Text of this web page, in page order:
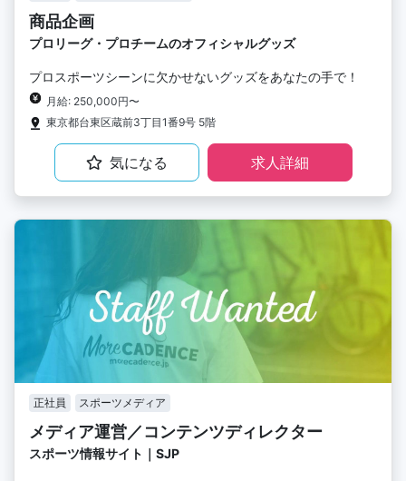
商品企画
プロリーグ・プロチームのオフィシャルグッズ
プロスポーツシーンに欠かせないグッズをあなたの手で！
月給: 250,000円〜
東京都台東区蔵前3丁目1番9号 5階
気になる 求人詳細
正社員 スポーツメディア
メディア運営／コンテンツディレクター
スポーツ情報サイト｜SJP